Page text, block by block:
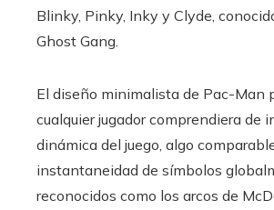
Blinky, Pinky, Inky y Clyde,
Ghost Gang.
El diseño minimalista de Pac-Man
cualquier jugador comprendiera de
dinámica del juego, algo
instantaneidad de símbolos
reconocidos como los arcos de